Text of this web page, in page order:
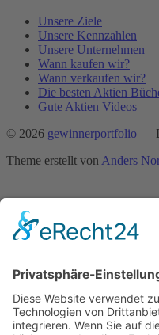
Unsere Ziele
Unsere Kennzahlen
Unsere Unternehmen
Wann kaufen wir?
Wann verkaufen wir?
Die besten Aktien
Gute Aktien Videos
© 2026 gewinnerportfolio —
Theme erstellt von Anders
Immer noch auf
Strategie?!?